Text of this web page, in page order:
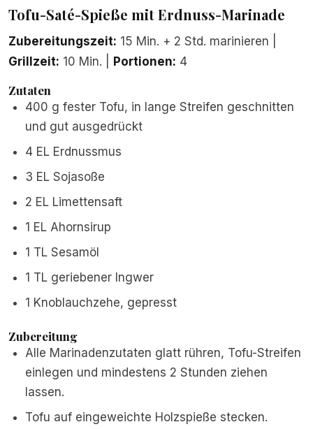
Tofu-Saté-Spieße mit Erdnuss-Marinade
Zubereitungszeit: 15 Min. + 2 Std. marinieren |
Grillzeit: 10 Min. | Portionen: 4
Zutaten
400 g fester Tofu, in lange Streifen geschnitten
und gut ausgedrückt
4 EL Erdnussmus
3 EL Sojasoße
2 EL Limettensaft
1 EL Ahornsirup
1 TL Sesamöl
1 TL geriebener Ingwer
1 Knoblauchzehe, gepresst
Zubereitung
Alle Marinadenzutaten glatt rühren, Tofu-Streifen
einlegen und mindestens 2 Stunden ziehen
lassen.
Tofu auf eingeweichte Holzspieße stecken.